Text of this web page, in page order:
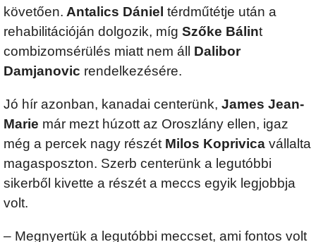
követően. Antalics Dániel térdműtétje után a
rehabilitációján dolgozik, míg Szőke Bálint
combizomsérülés miatt nem áll Dalibor
Damjanovic rendelkezésére.
Jó hír azonban, kanadai centerünk, James Jean-
Marie már mezt húzott az Oroszlány ellen, igaz
még a percek nagy részét Milos Koprivica vállalta
magasposzton. Szerb centerünk a legutóbbi
sikerből kivette a részét a meccs egyik legjobbja
volt.
– Megnyertük a legutóbbi meccset, ami fontos volt